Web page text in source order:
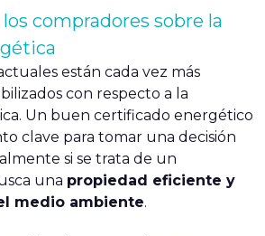
compradores sobre la
están cada vez más
con respecto a la
Un buen certificado energético
clave para tomar una decisión
si se trata de un
una propiedad eficiente y
medio ambiente.